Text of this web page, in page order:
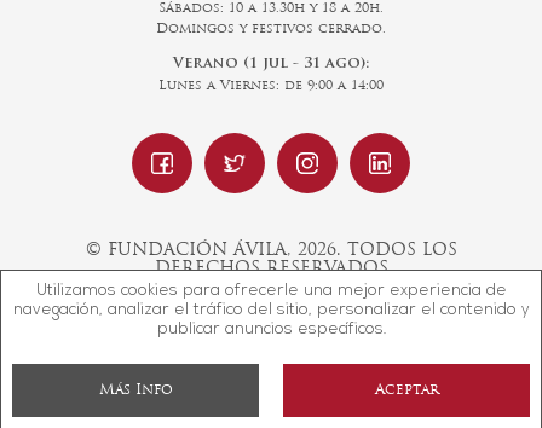
Utilizamos cookies para ofrecerle una mejor experiencia de
navegación, analizar el tráfico del sitio, personalizar el contenido y
publicar anuncios específicos.
Aceptar
Más Info
Sábados: 10 a 13.30h y 18 a 20h.
Domingos y festivos cerrado.
Verano (1 jul - 31 ago):
Lunes a Viernes: de 9:00 a 14:00
© FUNDACIÓN ÁVILA, 2026. TODOS LOS
DERECHOS RESERVADOS
Diseño web SGM